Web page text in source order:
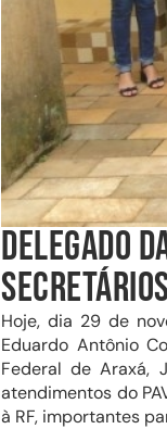
DELEGADO
Hoje, dia 29 de
Eduardo Antônio
Federal de Araxá,
atendimentos do
à RF, importantes